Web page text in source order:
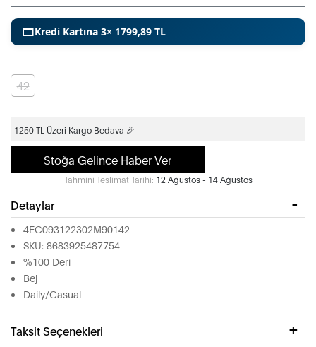
Kredi Kartına 3× 1799,89 TL
42
1250 TL Üzeri Kargo Bedava 🎉
Stoğa Gelince Haber Ver
Tahmini Teslimat Tarihi: 12 Ağustos - 14 Ağustos
Detaylar
4EC093122302M90142
SKU: 8683925487754
%100 Deri
Bej
Daily/Casual
Taksit Seçenekleri